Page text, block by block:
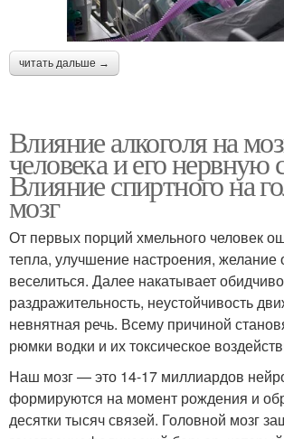
читать дальше →
Влияние алкоголя на
человека и его нервную
Влияние спиртного на
мозг
От первых порций хмельного человек
тепла, улучшение настроения, желание
веселиться. Далее накатывает
раздражительность, неустойчивость
невнятная речь. Всему причиной
рюмки водки и их токсическое
Наш мозг — это 14-17 миллиардов
формируются на момент рождения и
десятки тысяч связей. Головной мозг